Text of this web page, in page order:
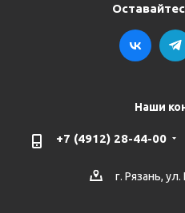
Наши
+7 (4912) 28-44-00
г. Рязань,